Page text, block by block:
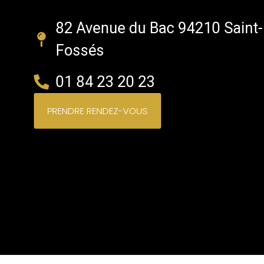
82 Avenue du Bac 94210
Fossés
01 84 23 20 23
PRENDRE RENDEZ-VOUS